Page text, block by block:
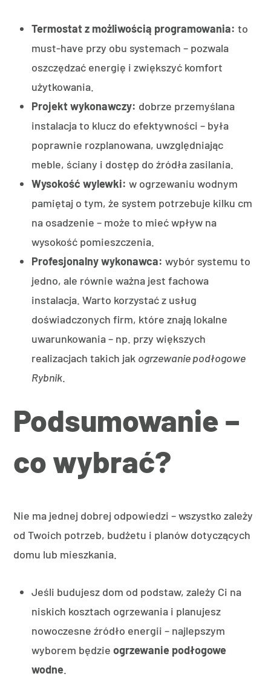
Termostat z możliwością programowania: to
must-have przy obu systemach – pozwala
oszczędzać energię i zwiększyć komfort
użytkowania.
Projekt wykonawczy: dobrze przemyślana
instalacja to klucz do efektywności – była
poprawnie rozplanowana, uwzględniając
meble, ściany i dostęp do źródła zasilania.
Wysokość wylewki: w ogrzewaniu wodnym
pamiętaj o tym, że system potrzebuje kilku cm
na osadzenie – może to mieć wpływ na
wysokość pomieszczenia.
Profesjonalny wykonawca: wybór systemu to
jedno, ale równie ważna jest fachowa
instalacja. Warto korzystać z usług
doświadczonych firm, które znają lokalne
uwarunkowania – np. przy większych
realizacjach takich jak ogrzewanie podłogowe
Rybnik
Podsumowanie –
co wybrać?
Nie ma jednej dobrej odpowiedzi – wszystko zależy
od Twoich potrzeb, budżetu i planów dotyczących
domu lub mieszkania.
Jeśli budujesz dom od podstaw, zależy Ci na
niskich kosztach ogrzewania i planujesz
nowoczesne źródło energii – najlepszym
wyborem będzieogrzewanie podłogowe
wodne